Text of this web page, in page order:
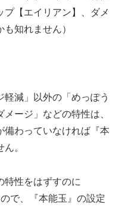
プ【エイリアン】、ダメ
知れません）
軽減」以外の「めっぽう
ージ」などの特性は、
備わっていなければ『本
。
特性をはずすのに
で、『本能玉』の設定